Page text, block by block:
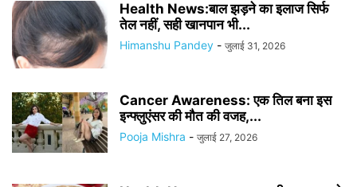
Health News:बाल झड़ने का इलाज सिर्फ
तेल नहीं, सही खानपान भी...
Himanshu Pandey - जुलाई 31, 2026
Cancer Awareness: एक तिल बना इस
इन्फ्लुएंसर की मौत की वजह,...
Pooja Mishra - जुलाई 27, 2026